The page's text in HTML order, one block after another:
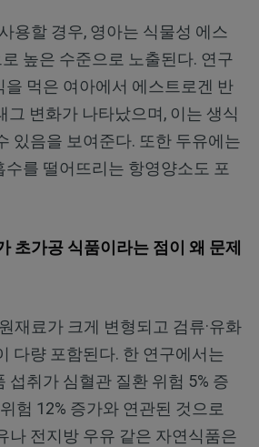
용할 경우, 영아는 식물성 에스
높은 수준으로 노출된다. 연구
을 먹은 여아에서 에스트로겐 반
그 변화가 나타났으며, 이는 생식
있음을 보여준다. 또한 두유에는
수를 떨어뜨리는 항영양소도 포
초가공 식품이라는 점이 왜 문제
재료가 크게 변형되고 검류·유화
다량 포함된다. 한 연구에서는
섭취가 심혈관 질환 위험 5% 증
험 12% 증가와 연관된 것으로
나 전지방 우유 같은 자연식품은